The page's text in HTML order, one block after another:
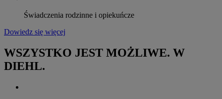
Świadczenia rodzinne i opiekuńcze
Dowiedz się więcej
WSZYSTKO JEST MOŻLIWE. W
DIEHL.